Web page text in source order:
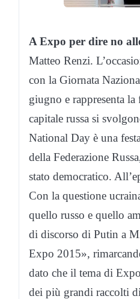
A Expo per dire no
Matteo Renzi.
con la Giornata
giugno e rappresenta la
capitale russa si
National Day è una
della Federazione
stato democratico.
Con la questione
quello russo e quello
di discorso di Putin a
Expo 2015»,
dato che il tema di
dei più grandi raccolti